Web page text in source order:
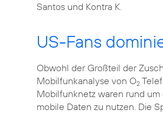
Santos und Kontra K.
US-Fans
Obwohl der Großteil der
Mobilfunkanalyse von O2
Mobilfunknetz waren rund
mobile Daten zu nutzen. Die